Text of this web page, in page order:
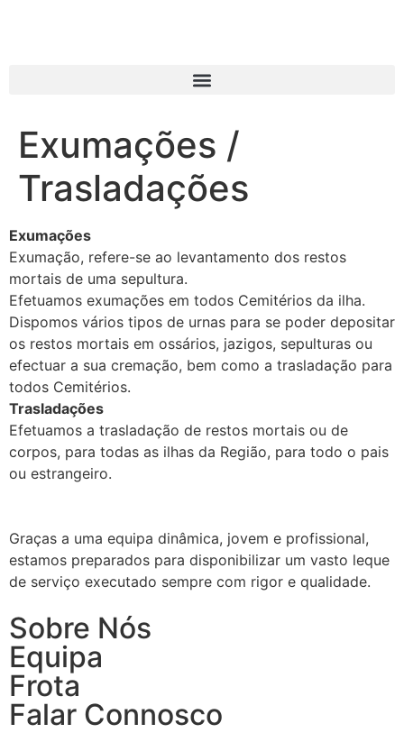
Exumações /
Trasladações
Exumações
Exumação, refere-se ao levantamento dos restos
mortais de uma sepultura.
Efetuamos exumações em todos Cemitérios da ilha.
Dispomos vários tipos de urnas para se poder depositar
os restos mortais em ossários, jazigos, sepulturas ou
efectuar a sua cremação, bem como a trasladação para
todos Cemitérios.
Trasladações
Efetuamos a trasladação de restos mortais ou de
corpos, para todas as ilhas da Região, para todo o pais
ou estrangeiro.
Graças a uma equipa dinâmica, jovem e profissional,
estamos preparados para disponibilizar um vasto leque
de serviço executado sempre com rigor e qualidade.
Sobre Nós
Equipa
Frota
Falar Connosco